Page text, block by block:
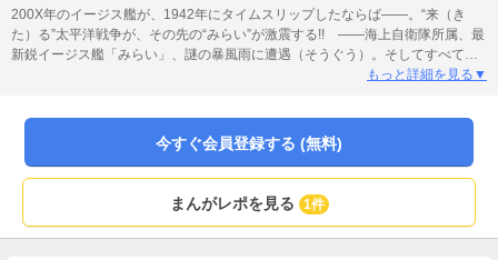
200X年のイージス艦が、1942年にタイムスリップしたならば――。“来（き
た）る”太平洋戦争が、その先の“みらい”が激震する!! ――海上自衛隊所属、最
新鋭イージス艦「みらい」、謎の暴風雨に遭遇（そうぐう）。そしてすべての
僚艦（りょうかん）、失踪（ロスト）……。やがて、1942年・ミッドウェー海
救助。そして、「歴史」は塗り替えられる――!! 講談社漫画賞受賞。圧倒的な
イマジネーションで描き出される、歴史横断超大作！
もっと詳細を見る▼
今すぐ会員登録する (無料)
まんがレポを見る 1件